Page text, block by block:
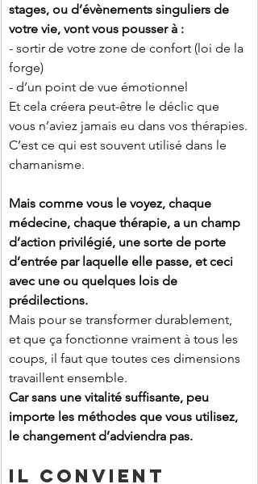
stages, ou d’évènements singuliers de
votre vie, vont vous pousser à :
- sortir de votre zone de confort (loi de la
forge)
- d’un point de vue émotionnel
Et cela créera peut-être le déclic que
vous n’aviez jamais eu dans vos thérapies.
C’est ce qui est souvent utilisé dans le
chamanisme.
Mais comme vous le voyez, chaque
médecine, chaque thérapie, a un champ
d’action privilégié, une sorte de porte
d’entrée par laquelle elle passe, et ceci
avec une ou quelques lois de
prédilections.
Mais pour se transformer durablement,
et que ça fonctionne vraiment à tous les
coups, il faut que toutes ces dimensions
travaillent ensemble.
Car sans une vitalité suffisante, peu
importe les méthodes que vous utilisez,
le changement d’adviendra pas.
IL CONVIENT